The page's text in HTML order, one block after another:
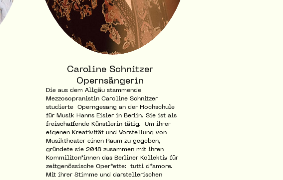
Caroline Schnitzer
Opernsängerin
Die aus dem Allgäu stammende
Mezzosopranistin Caroline Schnitzer
studierte Operngesang an der Hochschule
für Musik Hanns Eisler in Berlin. Sie ist als
freischaffende Künstlerin tätig. Um ihrer
eigenen Kreativität und Vorstellung von
Musiktheater einen Raum zu gegeben,
gründete sie 2018 zusammen mit ihren
Kommiliton*innen das Berliner Kollektiv für
zeitgenössische Oper*ette: tutti d*amore.
Mit ihrer Stimme und darstellerischen